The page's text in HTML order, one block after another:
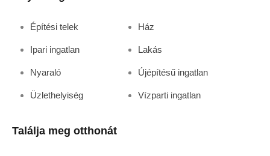
Építési telek Ház
Ipari ingatlan Lakás
Nyaraló Újépítésű ingatlan
Üzlethelyiség Vízparti ingatlan
Találja meg otthonát